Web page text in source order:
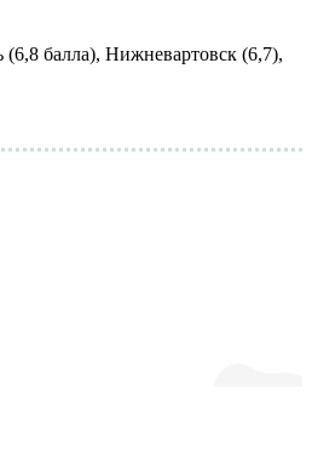
балла), Нижневартовск (6,7),